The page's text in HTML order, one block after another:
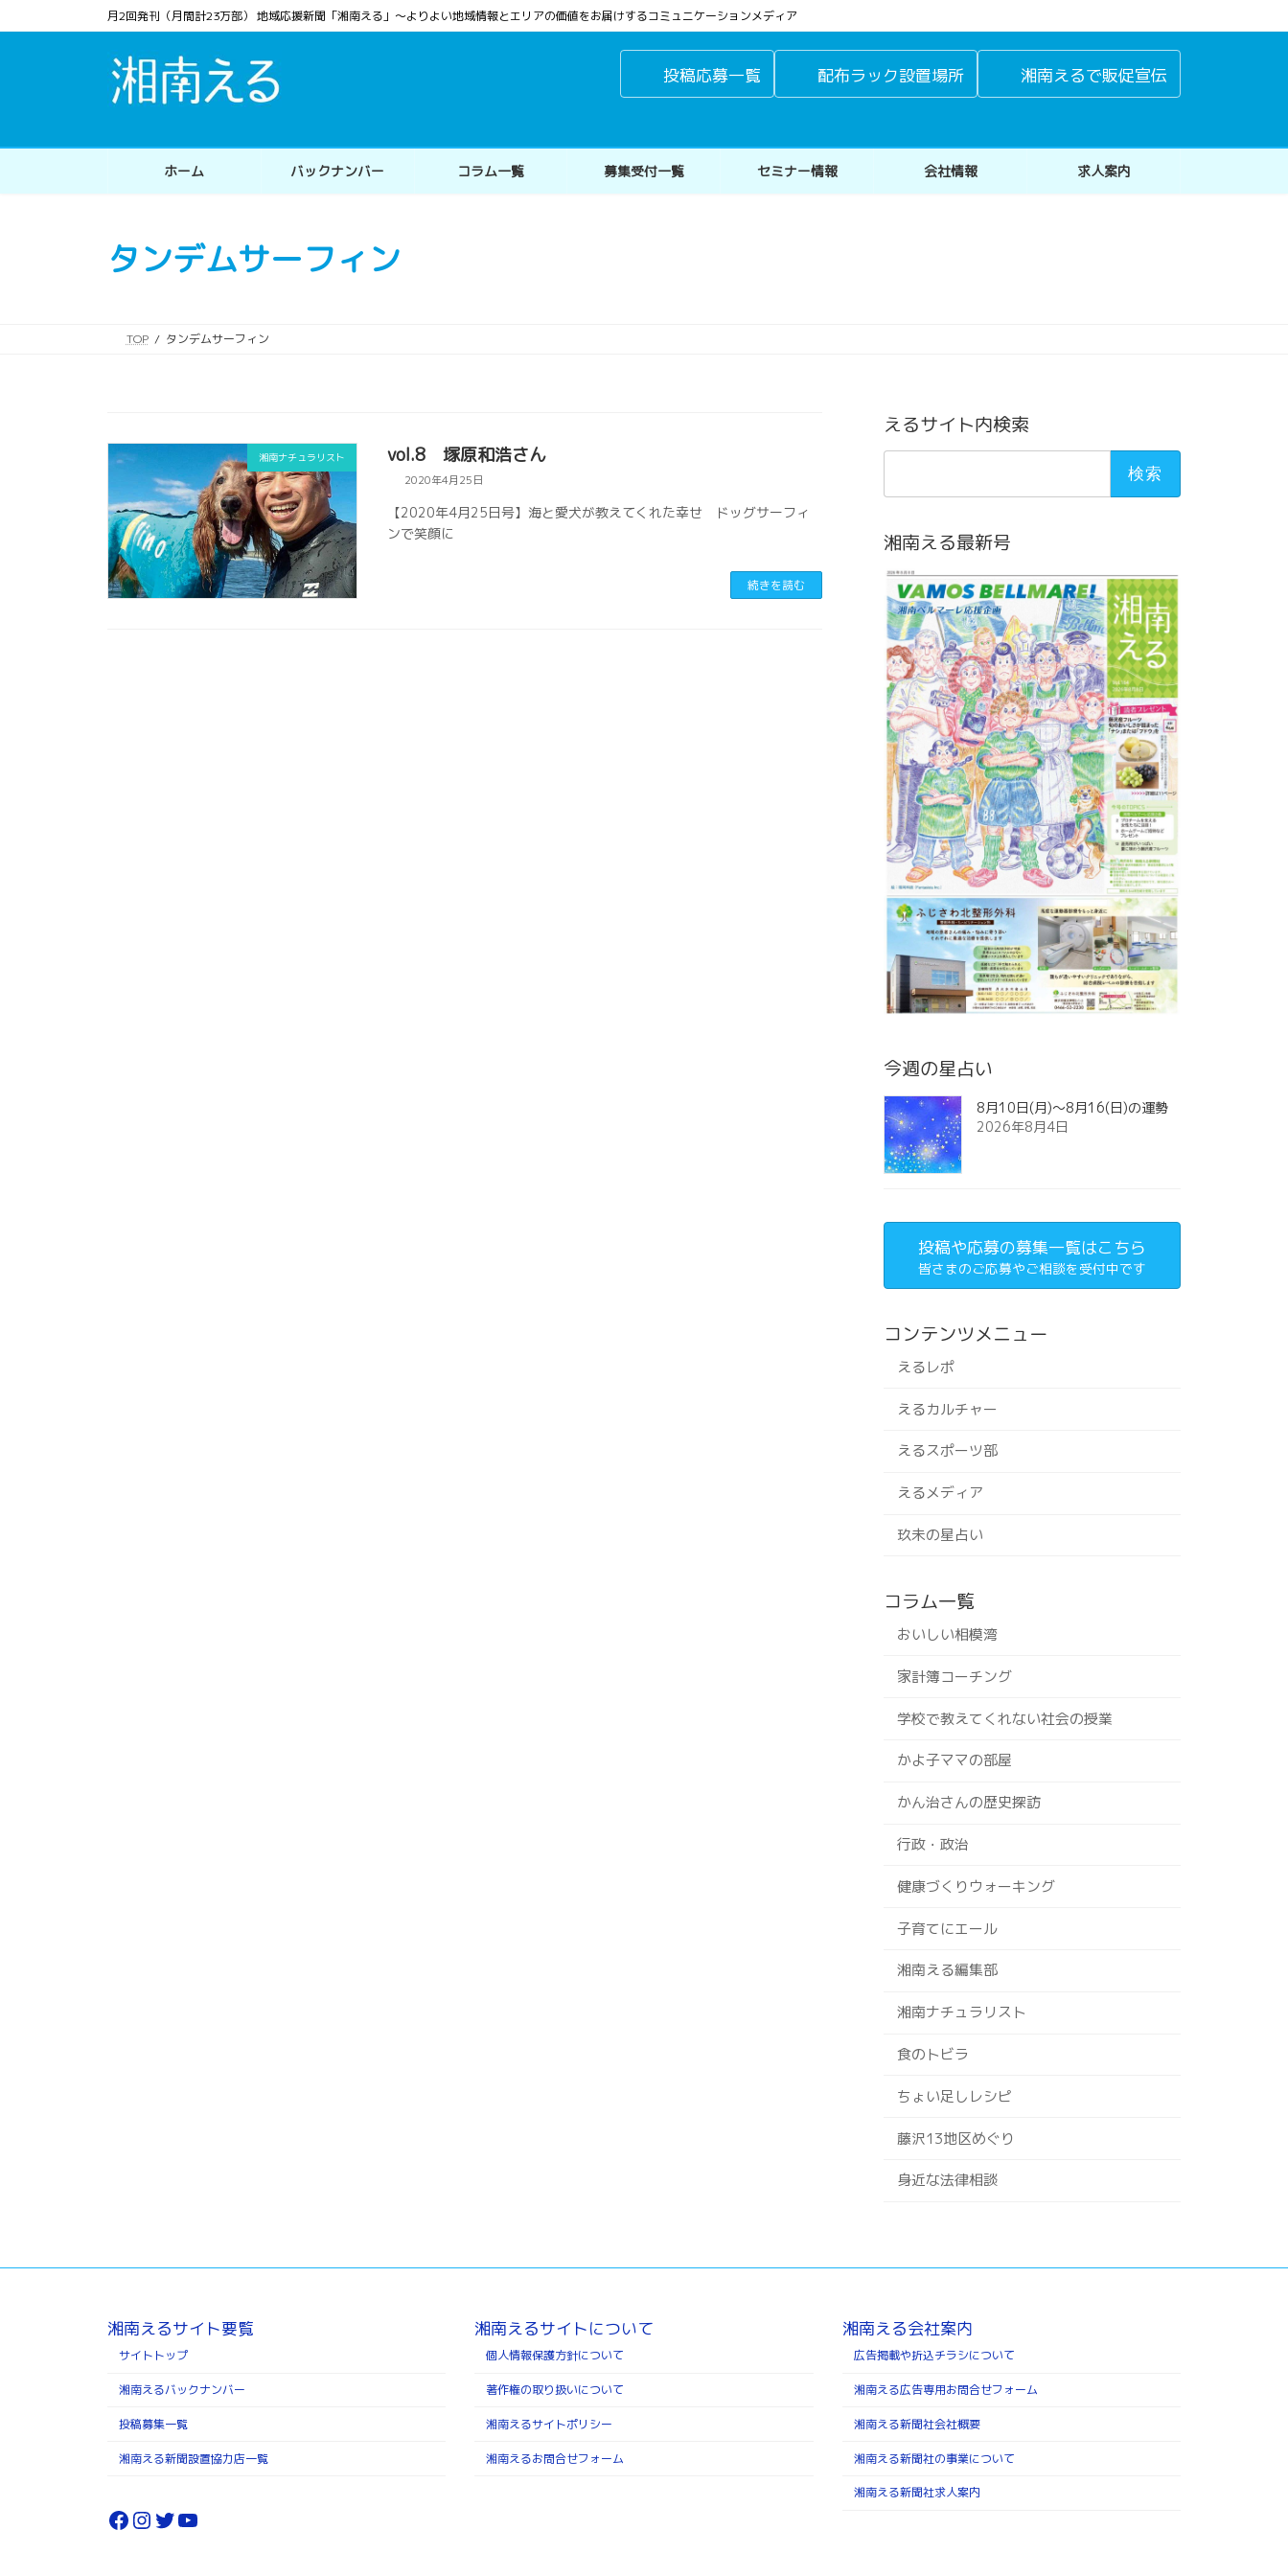
ン
ス
ビ
ン
月2回発刊（月間計23万部） 地域応援新聞「湘南える」〜よりよい地域情報とエリアの価値をお届けするコミュニケーションメディア
投稿応募一覧 配布ラック設置場所 湘南えるで販促宣伝
ホーム バックナンバー コラム一覧 募集受付一覧 セミナー情報 会社情報 求人案内
タンデムサーフィン
TOP タンデムサーフィン
湘南ナチュラリスト vol.8 塚原和浩さん
2020年4月25日
【2020年4月25日号】海と愛犬が教えてくれた幸せ ドッグサーフィ
ンで笑顔に
続きを読む
えるサイト内検索
湘南える最新号
今週の星占い
8月10日(月)～8月16(日)の運勢
2026年8月4日
投稿や応募の募集一覧はこちら
皆さまのご応募やご相談を受付中です
コンテンツメニュー
えるレポ
えるカルチャー
えるスポーツ部
えるメディア
玖未の星占い
コラム一覧
おいしい相模湾
家計簿コーチング
学校で教えてくれない社会の授業
かよ子ママの部屋
かん治さんの歴史探訪
行政・政治
健康づくりウォーキング
子育てにエール
湘南える編集部
湘南ナチュラリスト
食のトビラ
ちょい足しレシピ
藤沢13地区めぐり
身近な法律相談
湘南えるサイト要覧
サイトトップ
湘南えるバックナンバー
投稿募集一覧
湘南える新聞設置協力店一覧
Facebook
Instagram
Twitter
YouTube
湘南えるサイトについて
個人情報保護方針について
著作権の取り扱いについて
湘南えるサイトポリシー
湘南えるお問合せフォーム
湘南える会社案内
広告掲載や折込チラシについて
湘南える広告専用お問合せフォーム
湘南える新聞社会社概要
湘南える新聞社の事業について
湘南える新聞社求人案内